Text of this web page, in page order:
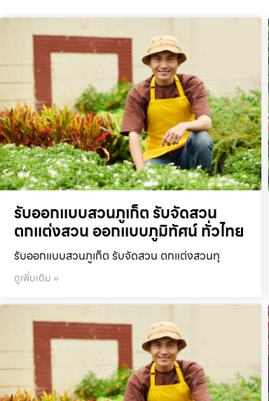
รับออกแบบสวนภูเก็ต รับจัดสวน
ตกแต่งสวน ออกแบบภูมิทัศน์ ทั่วไทย
รับออกแบบสวนภูเก็ต รับจัดสวน ตกแต่งสวนทุ
ดูเพิ่มเติม »